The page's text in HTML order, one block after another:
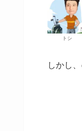
トシ
しかし